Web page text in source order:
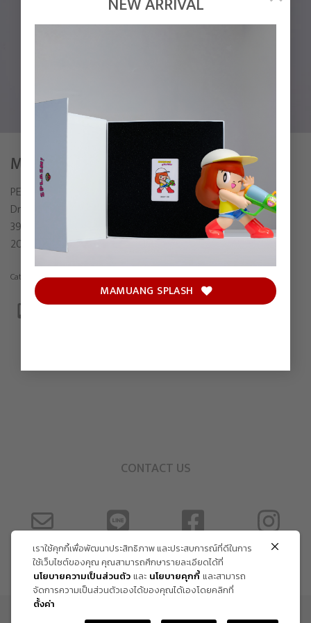
MAMUANG SPLASH
MY SKETCHBOOK 025
PEX PITAKPONG
Drawing on paper
39 x 31 cm (include frame)
2022
Category:Drawing
CONTACT US
ข้อกำหนด และเงื่อนไข
เราใช้คุกกี้เพื่อพัฒนาประสิทธิภาพ และประสบการณ์ที่ดีในการ
ใช้เว็บไซต์ของคุณ คุณสามารถศึกษารายละเอียดได้ที่
นโยบายความเป็นส่วนตัวและ นโยบายคุกกี้และสามารถ
จัดการความเป็นส่วนตัวเองได้ของคุณได้เองโดยคลิกที่
ตั้งค่า